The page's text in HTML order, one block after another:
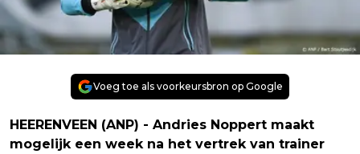
Voeg toe als voorkeursbron op Google
HEERENVEEN (ANP) - Andries Noppert maakt
mogelijk een week na het vertrek van trainer